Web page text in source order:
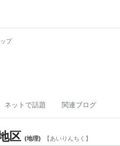
プ
ネットで話題 関連ブログ
区 (地理) 【あいりんちく 】